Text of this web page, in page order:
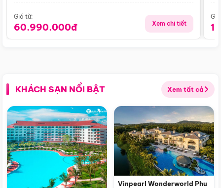
Giá từ:
60.990.000đ Xem chi tiết
KHÁCH SẠN NỔI BẬT Xem tất cả
Vinpearl Wonderworld Phu